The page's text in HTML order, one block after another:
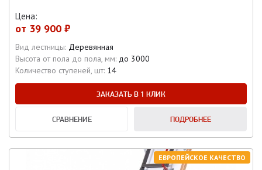
Цена:
от 39 900 ₽
Вид лестницы: Деревянная
Высота от пола до пола, мм: до 3000
Количество ступеней, шт: 14
ЗАКАЗАТЬ В 1 КЛИК
СРАВНЕНИЕ ПОДРОБНЕЕ
ЕВРОПЕЙСКОЕ КАЧЕСТВО